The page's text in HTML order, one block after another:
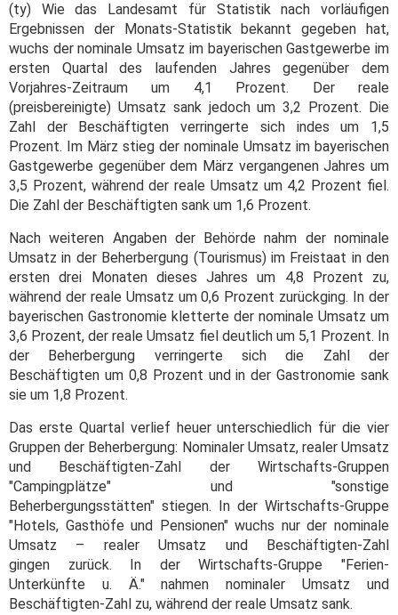
(ty) Wie das Landesamt für Statistik nach vorläufigen
Ergebnissen der Monats-Statistik bekannt gegeben hat,
wuchs der nominale Umsatz im bayerischen Gastgewerbe im
ersten Quartal des laufenden Jahres gegenüber dem
Vorjahres-Zeitraum um 4,1 Prozent. Der reale
(preisbereinigte) Umsatz sank jedoch um 3,2 Prozent. Die
Zahl der Beschäftigten verringerte sich indes um 1,5
Prozent. Im März stieg der nominale Umsatz im bayerischen
Gastgewerbe gegenüber dem März vergangenen Jahres um
3,5 Prozent, während der reale Umsatz um 4,2 Prozent fiel.
Die Zahl der Beschäftigten sank um 1,6 Prozent.
Nach weiteren Angaben der Behörde nahm der nominale
Umsatz in der Beherbergung (Tourismus) im Freistaat in den
ersten drei Monaten dieses Jahres um 4,8 Prozent zu,
während der reale Umsatz um 0,6 Prozent zurückging. In der
bayerischen Gastronomie kletterte der nominale Umsatz um
3,6 Prozent, der reale Umsatz fiel deutlich um 5,1 Prozent. In
der Beherbergung verringerte sich die Zahl der
Beschäftigten um 0,8 Prozent und in der Gastronomie sank
sie um 1,8 Prozent.
Das erste Quartal verlief heuer unterschiedlich für die vier
Gruppen der Beherbergung: Nominaler Umsatz, realer Umsatz
und Beschäftigten-Zahl der Wirtschafts-Gruppen
"Campingplätze" und "sonstige
Beherbergungsstätten" stiegen. In der Wirtschafts-Gruppe
"Hotels, Gasthöfe und Pensionen" wuchs nur der nominale
Umsatz – realer Umsatz und Beschäftigten-Zahl
gingen zurück. In der Wirtschafts-Gruppe "Ferien-
Unterkünfte u. Ä." nahmen nominaler Umsatz und
Beschäftigten-Zahl zu, während der reale Umsatz sank.